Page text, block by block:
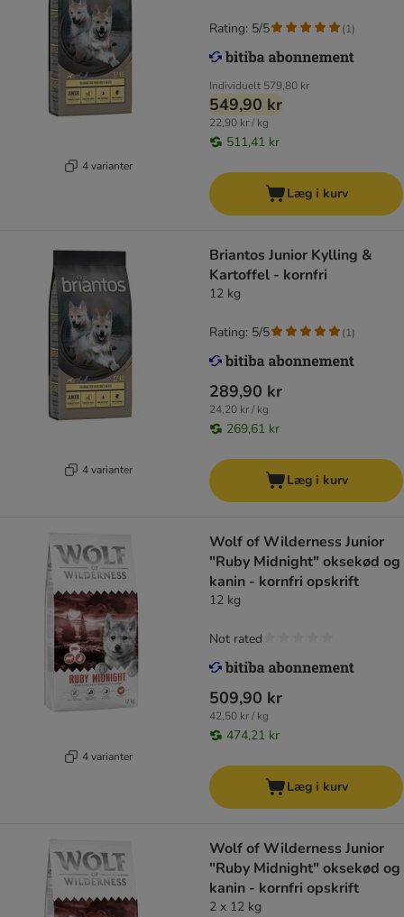
4 varianter
Individuelt 579,80 kr
549,90 kr
22,90 kr / kg
511,41 kr
Rating: 5/5 (1)
Læg i kurv
4 varianter
Briantos Junior Kylling &
Kartoffel - kornfri
12 kg
289,90 kr
24,20 kr / kg
269,61 kr
Rating: 5/5 (1)
Læg i kurv
4 varianter
Wolf of Wilderness Junior
"Ruby Midnight" oksekød og
kanin - kornfri opskrift
12 kg
509,90 kr
42,50 kr / kg
474,21 kr
Not rated
Læg i kurv
Wolf of Wilderness Junior
"Ruby Midnight" oksekød og
kanin - kornfri opskrift
2 x 12 kg